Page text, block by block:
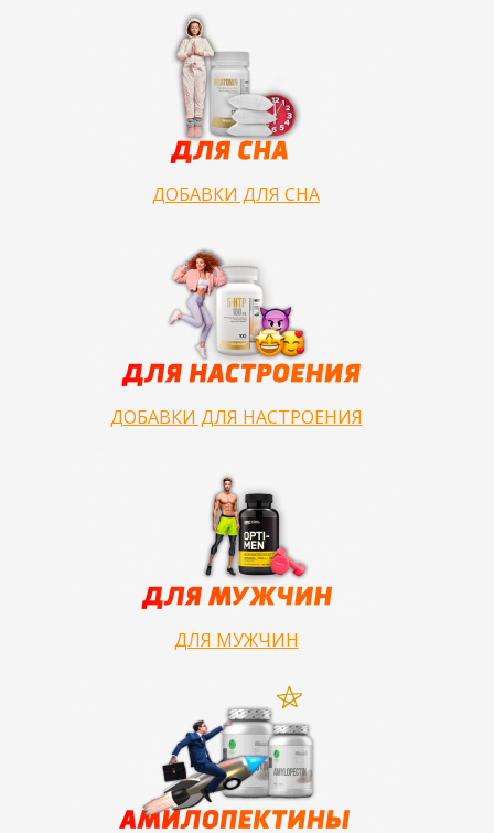
ДОБАВКИ ДЛЯ СНА
ДОБАВКИ ДЛЯ НАСТРОЕНИЯ
ДЛЯ МУЖЧИН